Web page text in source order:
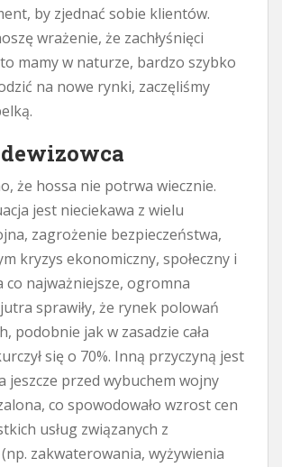
by zjednać sobie klientów.
wrażenie, że zachłyśnięci
mamy w naturze, bardzo szybko
na nowe rynki, zaczęliśmy
że hossa nie potrwa wiecznie.
jest nieciekawa z wielu
zagrożenie bezpieczeństwa,
kryzys ekonomiczny, społeczny i
co najważniejsze, ogromna
sprawiły, że rynek polowań
podobnie jak w zasadzie cała
się o 70%. Inną przyczyną jest
jeszcze przed wybuchem wojny
co spowodowało wzrost cen
usług związanych z
zakwaterowania, wyżywienia